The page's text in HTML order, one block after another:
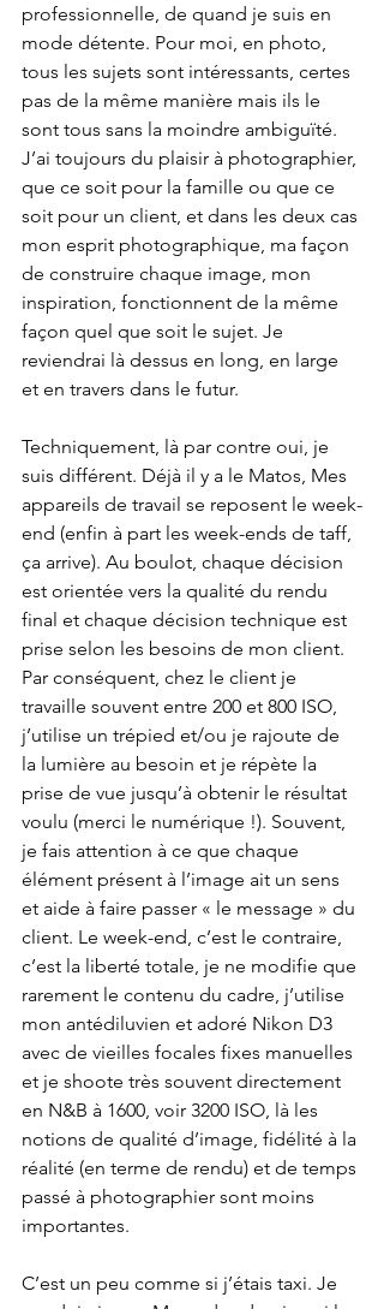
professionnelle, de quand je suis en
mode détente. Pour moi, en photo,
tous les sujets sont intéressants, certes
pas de la même manière mais ils le
sont tous sans la moindre ambiguïté.
J’ai toujours du plaisir à photographier,
que ce soit pour la famille ou que ce
soit pour un client, et dans les deux cas
mon esprit photographique, ma façon
de construire chaque image, mon
inspiration, fonctionnent de la même
façon quel que soit le sujet. Je
reviendrai là dessus en long, en large
et en travers dans le futur.
Techniquement, là par contre oui, je
suis différent. Déjà il y a le Matos, Mes
appareils de travail se reposent le week-
end (enfin à part les week-ends de taff,
ça arrive). Au boulot, chaque décision
est orientée vers la qualité du rendu
final et chaque décision technique est
prise selon les besoins de mon client.
Par conséquent, chez le client je
travaille souvent entre 200 et 800 ISO,
j’utilise un trépied et/ou je rajoute de
la lumière au besoin et je répète la
prise de vue jusqu’à obtenir le résultat
voulu (merci le numérique !). Souvent,
je fais attention à ce que chaque
élément présent à l’image ait un sens
et aide à faire passer « le message » du
client. Le week-end, c’est le contraire,
c’est la liberté totale, je ne modifie que
rarement le contenu du cadre, j’utilise
mon antédiluvien et adoré Nikon D3
avec de vieilles focales fixes manuelles
et je shoote très souvent directement
en N&B à 1600, voir 3200 ISO, là les
notions de qualité d’image, fidélité à la
réalité (en terme de rendu) et de temps
passé à photographier sont moins
importantes.
C’est un peu comme si j’étais taxi. Je